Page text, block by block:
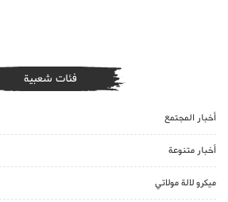
فئات شعبية
أخبار المجتمع
أخبار متنوعة
ميكرو لالة مولاتي